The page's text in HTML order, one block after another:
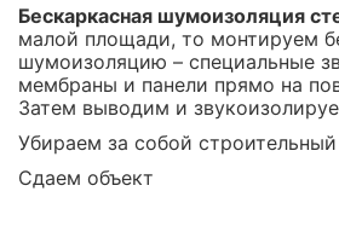
Бескаркасная шумоизоляция
малой площади, то монтируем
шумоизоляцию – специальные
мембраны и панели прямо на
Затем выводим и
Убираем за собой
Сдаем объект